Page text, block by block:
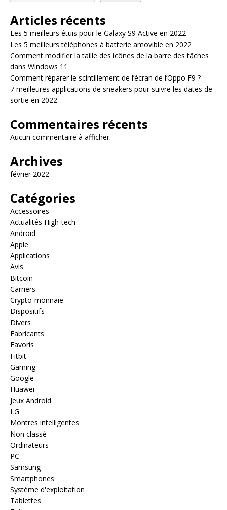
Articles récents
Les 5 meilleurs étuis pour le Galaxy S9 Active en 2022
Les 5 meilleurs téléphones à batterie amovible en 2022
Comment modifier la taille des icônes de la barre des tâches
dans Windows 11
Comment réparer le scintillement de l’écran de l’Oppo F9 ?
7 meilleures applications de sneakers pour suivre les dates de
sortie en 2022
Commentaires récents
Aucun commentaire à afficher.
Archives
février 2022
Catégories
Accessoires
Actualités High-tech
Android
Apple
Applications
Avis
Bitcoin
Carriers
Crypto-monnaie
Dispositifs
Divers
Fabricants
Favoris
Fitbit
Gaming
Google
Huawei
Jeux Android
LG
Montres intelligentes
Non classé
Ordinateurs
PC
Samsung
Smartphones
Système d'exploitation
Tablettes